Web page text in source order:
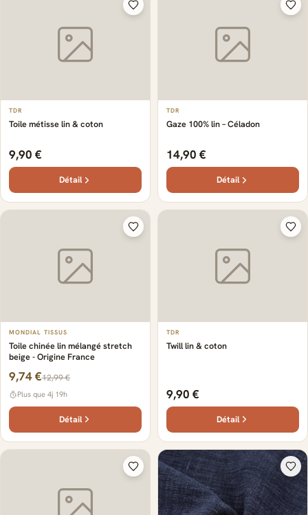
TDR
Toile métisse lin & coton
9,90 €
Détail
TDR
Gaze 100% lin – Céladon
14,90 €
Détail
MONDIAL TISSUS
Toile chinée lin mélangé stretch
beige - Origine France
9,74 €12,99 €
Plus que 4j 19h
Détail
TDR
Twill lin & coton
9,90 €
Détail